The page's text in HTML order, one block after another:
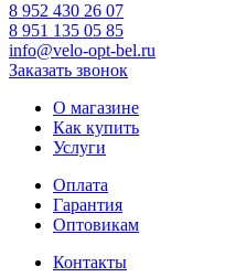
8 952 430 26 07
8 951 135 05 85
info@velo-opt-bel.ru
Заказать звонок
О магазине
Как купить
Услуги
Оплата
Гарантия
Оптовикам
Контакты